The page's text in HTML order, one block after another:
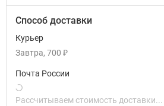
Способ доставки
Курьер
Завтра 700 ₽
Почта России
Рассчитываем стоимость доставки...